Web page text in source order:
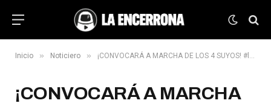
Inicio » Noticiero » ¡CONVOCARÁ A MARCHA DE LOS 4 SUYOS! #laencerrona #shorts
¡CONVOCARÁ A MARCHA